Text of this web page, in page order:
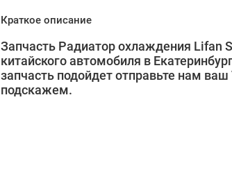
Краткое описание
Запчасть Радиатор охлаждения Lifan
китайского автомобиля в
запчасть подойдет отправьте нам
подскажем.